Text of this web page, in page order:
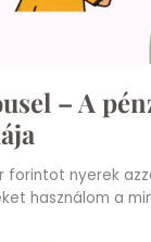
– A
forintot nyerek
használom a